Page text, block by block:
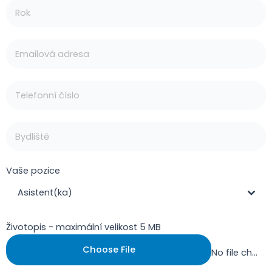
Vaše pozice
Asistent(ka)
Životopis - maximální velikost 5 MB
Choose File
No file chosen